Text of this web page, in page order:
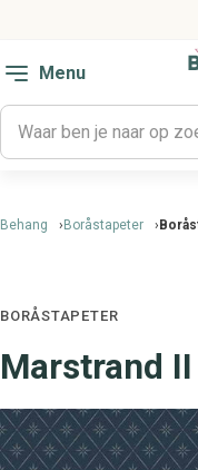
Menu
Behang Boråstapeter
BORÅSTAPETER
Marstrand